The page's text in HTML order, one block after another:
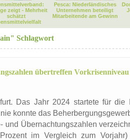
zeigt - Mehrheit
schätzt
Pesca: Niederländisches
Unternehmen beteiligt
Mitarbeitende am Gewinn
Schlagwort
übertreffen Vorkrisenniveau
Das Jahr 2024 startete für die
konnte das
und Übernachtungszahlen
im Vergleich zum